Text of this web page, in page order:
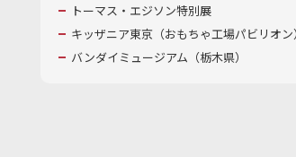
トーマス・エジソン特別展
キッザニア東京（おもちゃ工場パビリオ
バンダイミュージアム（栃木県）